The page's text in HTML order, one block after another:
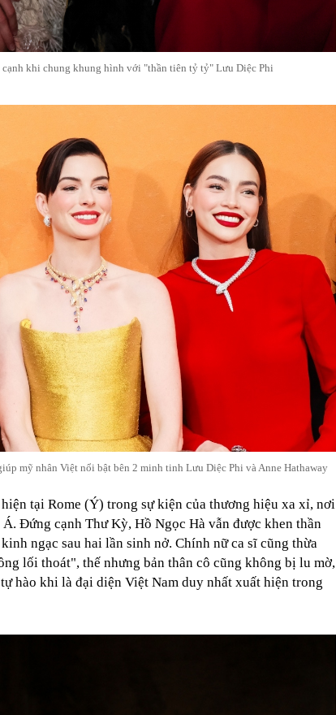
cạnh khi chung khung hình với "thần tiên tỷ tỷ" Lưu Diệc Phi
mỹ nhân Việt nổi bật bên 2 minh tinh Lưu Diệc Phi và Anne Hathaway
tại Rome (Ý) trong sự kiện của thương hiệu xa xỉ, nơi
Đứng cạnh Thư Kỳ, Hồ Ngọc Hà vẫn được khen thần
ngạc sau hai lần sinh nở. Chính nữ ca sĩ cũng thừa
lối thoát", thế nhưng bản thân cô cũng không bị lu mờ,
hào khi là đại diện Việt Nam duy nhất xuất hiện trong